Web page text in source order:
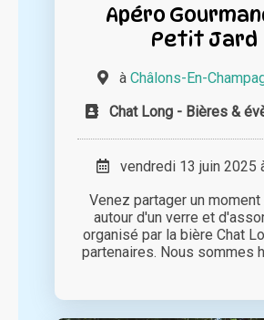
Apéro
Petit Jard
à Châlons-En-
Chat Long - Bières &
vendredi 13 juin 2025
Venez partager un
autour d'un verre et
organisé par la bière Chat
partenaires. Nous sommes